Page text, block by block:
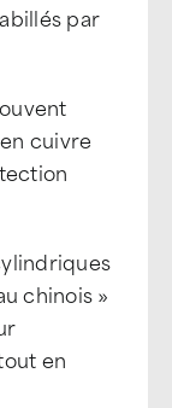
par
cuivre
chinois »
en